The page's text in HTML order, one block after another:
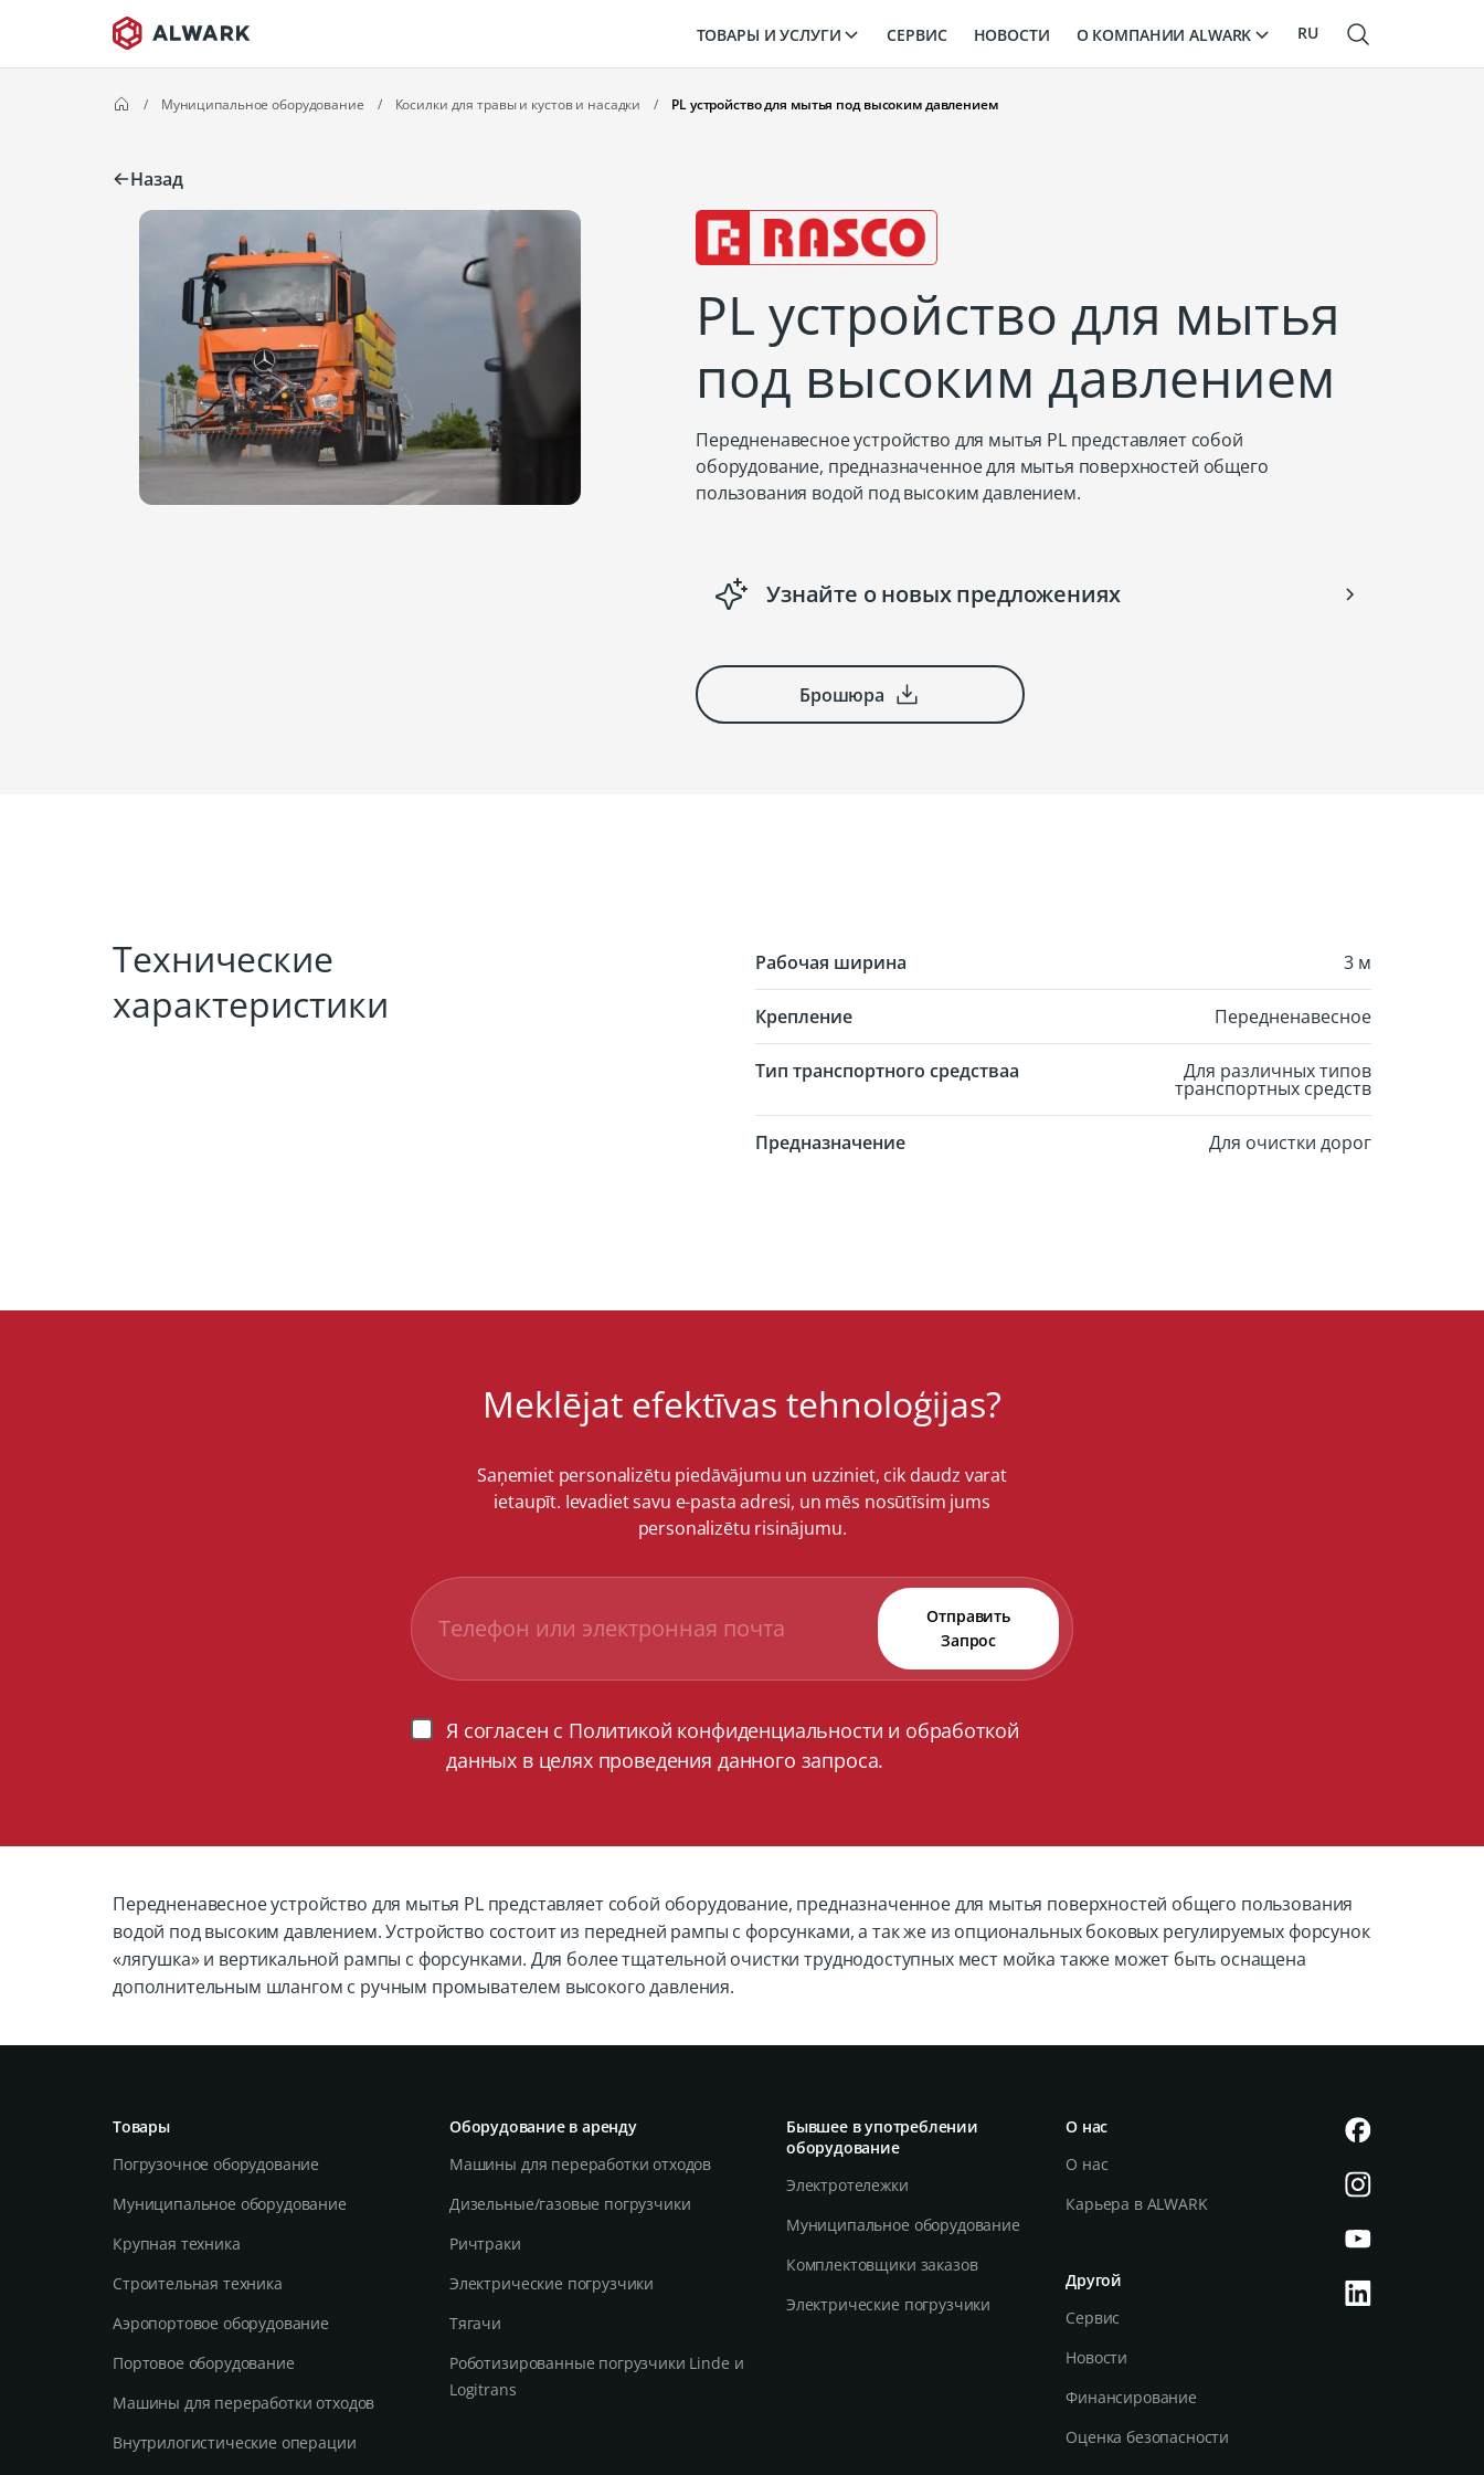
ТОВАРЫ И УСЛУГИ СЕРВИС НОВОСТИ О КОМПАНИИ ALWARK RU
/ Муниципальное оборудование / Косилки для травы и кустов и насадки / PL устройство для мытья под высоким давлением
Назад
PL устройство для мытья
под высоким давлением
Передненавесное устройство для мытья PL представляет собой
оборудование, предназначенное для мытья поверхностей общего
пользования водой под высоким давлением.
Узнайте о новых предложениях
Брошюра
Технические
характеристики
Рабочая ширина 3 м
Крепление Передненавесное
Тип транспортного средстваа Для различных типов
транспортных средств
Предназначение Для очистки дорог
Meklējat efektīvas tehnoloģijas?
Saņemiet personalizētu piedāvājumu un uzziniet, cik daudz varat
ietaupīt. Ievadiet savu e-pasta adresi, un mēs nosūtīsim jums
personalizētu risinājumu.
Отправить
Запрос
Я согласен с Политикой конфиденциальности и обработкой
данных в целях проведения данного запроса.
Передненавесное устройство для мытья PL представляет собой оборудование, предназначенное для мытья поверхностей общего пользования
водой под высоким давлением. Устройство состоит из передней рампы с форсунками, а так же из опциональных боковых регулируемых форсунок
«лягушка» и вертикальной рампы с форсунками. Для более тщательной очистки труднодоступных мест мойка также может быть оснащена
дополнительным шлангом с ручным промывателем высокого давления.
Товары
Погрузочное оборудование
Муниципальное оборудование
Крупная техника
Строительная техника
Aэропортовое оборудование
Портовое оборудование
Машины для переработки отходов
Внутрилогистические операции
Оборудование в аренду
Машины для переработки отходов
Дизельные/газовые погрузчики
Ричтраки
Электрические погрузчики
Тягачи
Роботизированные погрузчики Linde и
Logitrans
Бывшее в употреблении
оборудование
Электротележки
Муниципальное оборудование
Комплектовщики заказов
Электрические погрузчики
О нас
О нас
Карьера в ALWARK
Другой
Сервис
Новости
Финансирование
Оценка безопасности